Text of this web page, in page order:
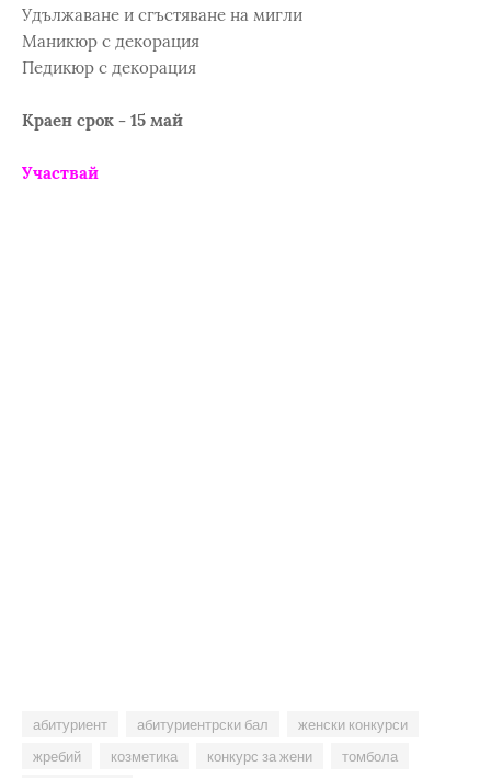
Удължаване и сгъстяване на мигли
Маникюр с декорация
Педикюр с декорация
Краен срок - 15 май
Участвай
абитуриент абитуриентрски бал
женски конкурси
жребий
козметика конкурс за жени
томбола